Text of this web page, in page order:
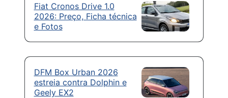
Fiat Cronos Drive 1.0
2026: Preço, Ficha técnica
e Fotos
DFM Box Urban 2026
estreia contra Dolphin e
Geely EX2